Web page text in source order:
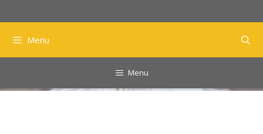
Menu
Menu